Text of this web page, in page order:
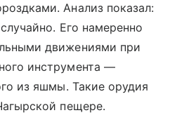
Анализ показал:
Его намеренно
движениями при
инструмента —
из яшмы. Такие орудия
пещере.